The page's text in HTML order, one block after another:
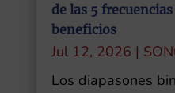
de las 5
beneficios
Jul 12, 2026 |
Los diapasones